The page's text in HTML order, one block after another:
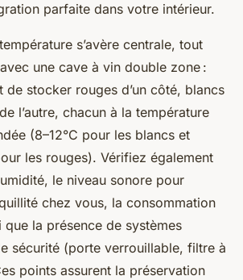
parfaite dans votre intérieur.
s’avère centrale, tout
une cave à vin double zone :
de stocker rouges d’un côté, blancs
l’autre, chacun à la température
(8–12°C pour les blancs et
les rouges). Vérifiez également
le niveau sonore pour
chez vous, la consommation
que la présence de systèmes
sécurité (porte verrouillable, filtre à
points assurent la préservation